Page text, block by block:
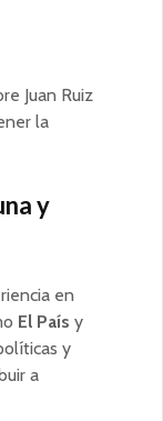
Juan Ruiz
la
y
en
El País y
y
a